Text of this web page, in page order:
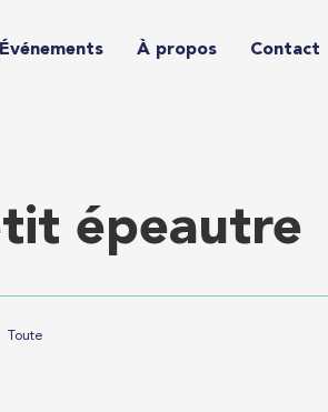
Événements À propos Contact
épeautre
Toute